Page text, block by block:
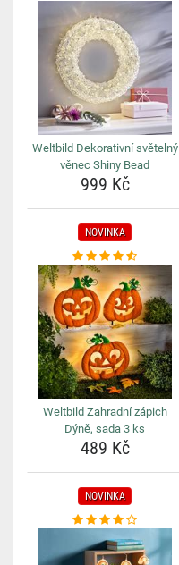
Weltbild Dekorativní světelný
věnec Shiny Bead
999 Kč
NOVINKA
Weltbild Zahradní zápich
Dýně, sada 3 ks
489 Kč
NOVINKA